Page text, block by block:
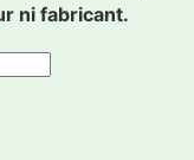
ni fabricant.